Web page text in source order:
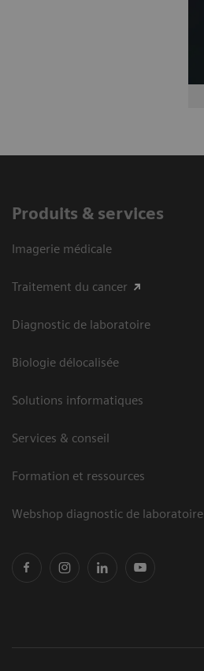
Produits & services
Imagerie médicale
Traitement du cancer
Diagnostic de laboratoire
Biologie délocalisée
Solutions informatiques
Services & conseil
Formation et ressources
Webshop diagnostic de laboratoire